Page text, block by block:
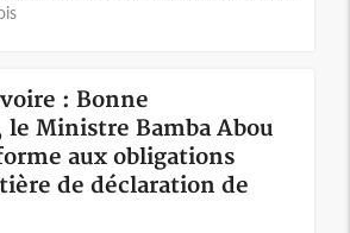
: Bonne
le Ministre Bamba Abou
aux obligations
de déclaration de